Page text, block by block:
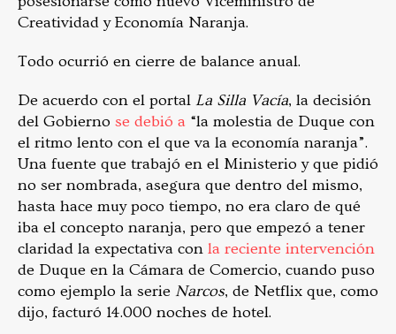
Creatividad y Economía Naranja.
Todo ocurrió en cierre de balance anual.
De acuerdo con el portal La Silla Vacía, la decisión
del Gobierno se debió a “la molestia de Duque con
el ritmo lento con el que va la economía naranja”.
Una fuente que trabajó en el Ministerio y que pidió
no ser nombrada, asegura que dentro del mismo,
hasta hace muy poco tiempo, no era claro de qué
iba el concepto naranja, pero que empezó a tener
claridad la expectativa con la reciente intervención
de Duque en la Cámara de Comercio, cuando puso
como ejemplo la serie Narcos, de Netflix que, como
dijo, facturó 14.000 noches de hotel.